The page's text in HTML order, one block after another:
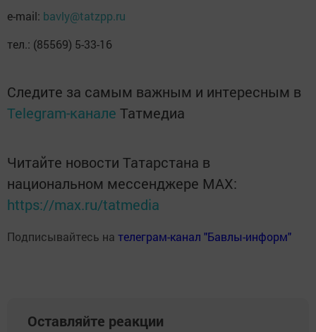
e-mail: bavly@tatzpp.ru
тел.: (85569) 5-33-16
Следите за самым важным и интересным в
Telegram-канале Татмедиа
Читайте новости Татарстана в
национальном мессенджере MАХ:
https://max.ru/tatmedia
Подписывайтесь на телеграм-канал "Бавлы-информ"
Оставляйте реакции